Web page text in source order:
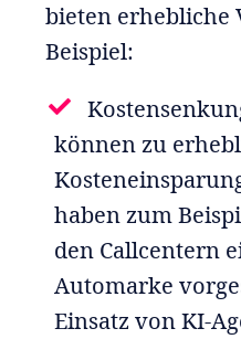
bieten erhebliche
Beispiel:
können zu
haben zum
den Callcentern
Automarke
Einsatz von KI-